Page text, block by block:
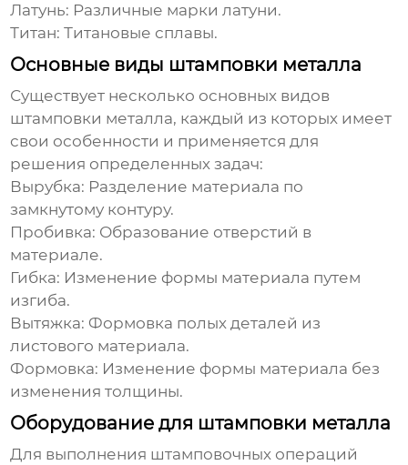
Латунь: Различные марки латуни.
Титан: Титановые сплавы.
Основные виды штамповки металла
Существует несколько основных видов
штамповки металла, каждый из которых имеет
свои особенности и применяется для
решения определенных задач:
Вырубка: Разделение материала по
замкнутому контуру.
Пробивка: Образование отверстий в
материале.
Гибка: Изменение формы материала путем
изгиба.
Вытяжка: Формовка полых деталей из
листового материала.
Формовка: Изменение формы материала без
изменения толщины.
Оборудование для штамповки металла
Для выполнения штамповочных операций